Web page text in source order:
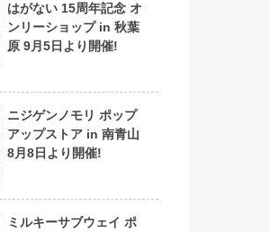
はがない 15周年記念 オ
ンリーショップ in 秋葉
原 9月5日より開催!
ニジゲンノモリ ポップ
アップストア in 南青山
8月8日より開催!
ミルキーサブウェイ ポ